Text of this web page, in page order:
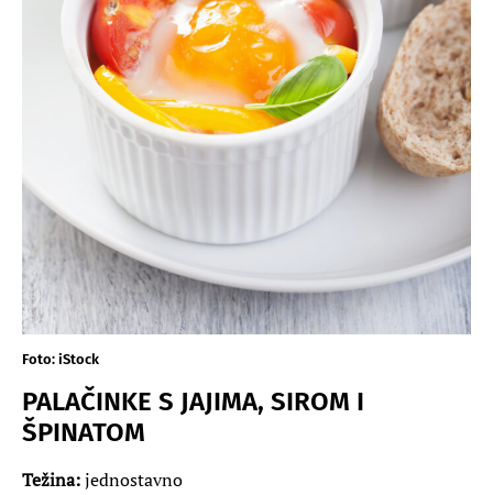
Foto: iStock
PALAČINKE S JAJIMA, SIROM I
ŠPINATOM
Težina:jednostavno